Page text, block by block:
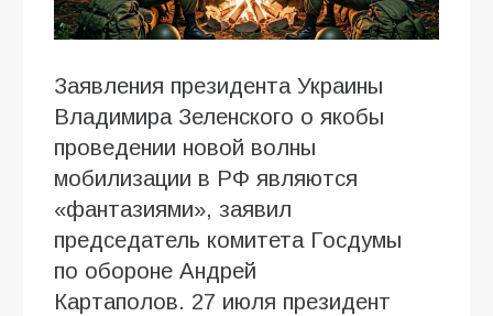
Заявления президента Украины
Владимира Зеленского о якобы
проведении новой волны
мобилизации в РФ являются
«фантазиями», заявил
председатель комитета Госдумы
по обороне Андрей
Картаполов. 27 июля президент